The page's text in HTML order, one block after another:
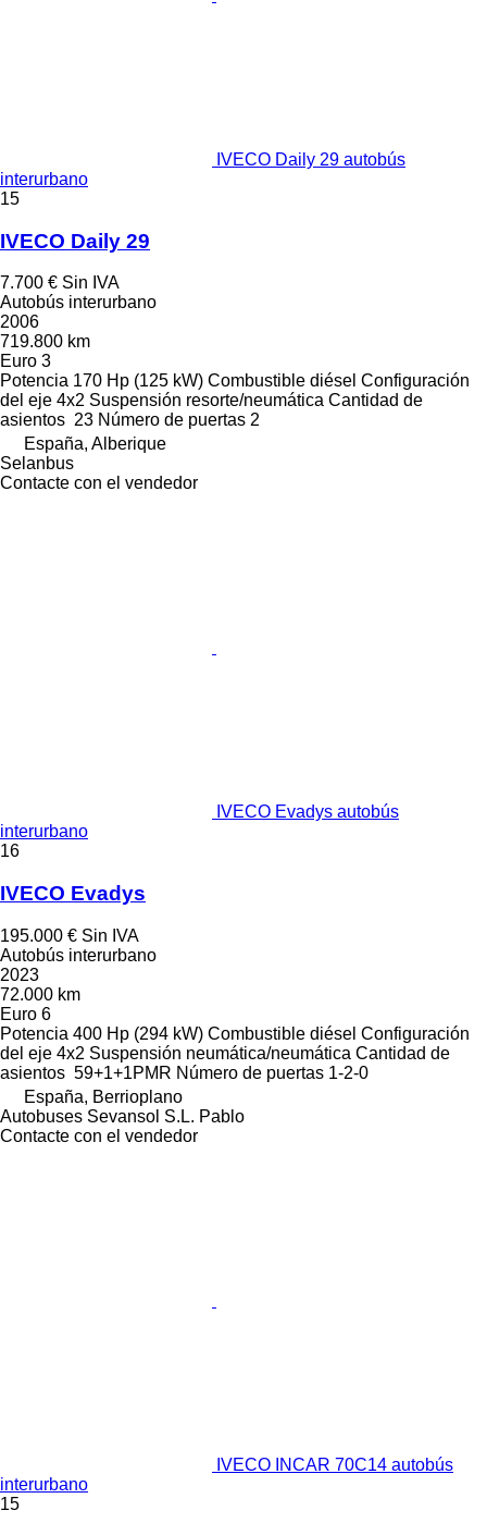
IVECO Daily 29 autobús
interurbano
15
IVECO Daily 29
7.700 € Sin IVA
Autobús interurbano
2006
719.800 km
Euro 3
Potencia 170 Hp (125 kW) Combustible diésel Configuración
del eje 4x2 Suspensión resorte/neumática Cantidad de
asientos 23 Número de puertas 2
España, Alberique
Selanbus
Contacte con el vendedor
IVECO Evadys autobús
interurbano
16
IVECO Evadys
195.000 € Sin IVA
Autobús interurbano
2023
72.000 km
Euro 6
Potencia 400 Hp (294 kW) Combustible diésel Configuración
del eje 4x2 Suspensión neumática/neumática Cantidad de
asientos 59+1+1PMR Número de puertas 1-2-0
España, Berrioplano
Autobuses Sevansol S.L. Pablo
Contacte con el vendedor
IVECO INCAR 70C14 autobús
interurbano
15